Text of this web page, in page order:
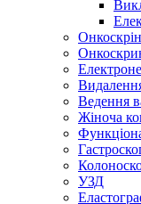
Ведення
Жіноча
УЗД